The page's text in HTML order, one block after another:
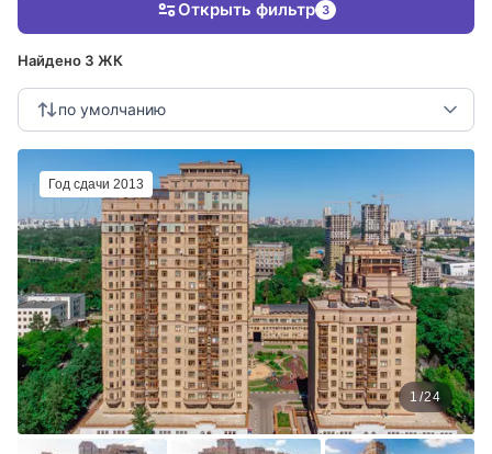
123 клубные дома
Найдено 3 ЖК
по умолчанию
Открыть фильтр 3
Год сдачи 2013
1 /24